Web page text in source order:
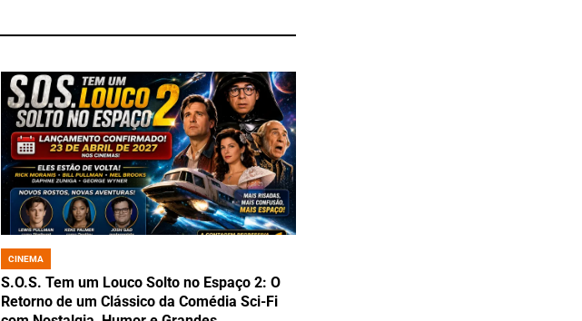
POSTED
IN
CINEMA
S.O.S. Tem um Louco Solto no Espaço 2: O
Retorno de um Clássico da Comédia Sci-Fi